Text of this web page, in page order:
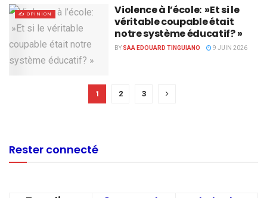
✍️ OPINION
Violence à l’école: »Et si le
véritable coupable était
notre système éducatif? »
BY SAA EDOUARD TINGUIANO 9 JUIN 2026
1 2 3
Rester connecté